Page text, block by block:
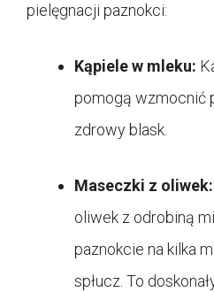
pielęgnacji paznokci:
Kąpiele w mleku:
pomogą wzmocnić
zdrowy blask.
Maseczki z oliwek:
oliwek z odrobiną
paznokcie na kilka
spłucz. To